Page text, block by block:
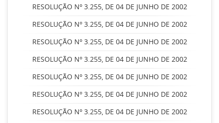
RESOLUÇÃO Nº 3.255, DE 04 DE JUNHO DE 2002
RESOLUÇÃO Nº 3.255, DE 04 DE JUNHO DE 2002
RESOLUÇÃO Nº 3.255, DE 04 DE JUNHO DE 2002
RESOLUÇÃO Nº 3.255, DE 04 DE JUNHO DE 2002
RESOLUÇÃO Nº 3.255, DE 04 DE JUNHO DE 2002
RESOLUÇÃO Nº 3.255, DE 04 DE JUNHO DE 2002
RESOLUÇÃO Nº 3.255, DE 04 DE JUNHO DE 2002